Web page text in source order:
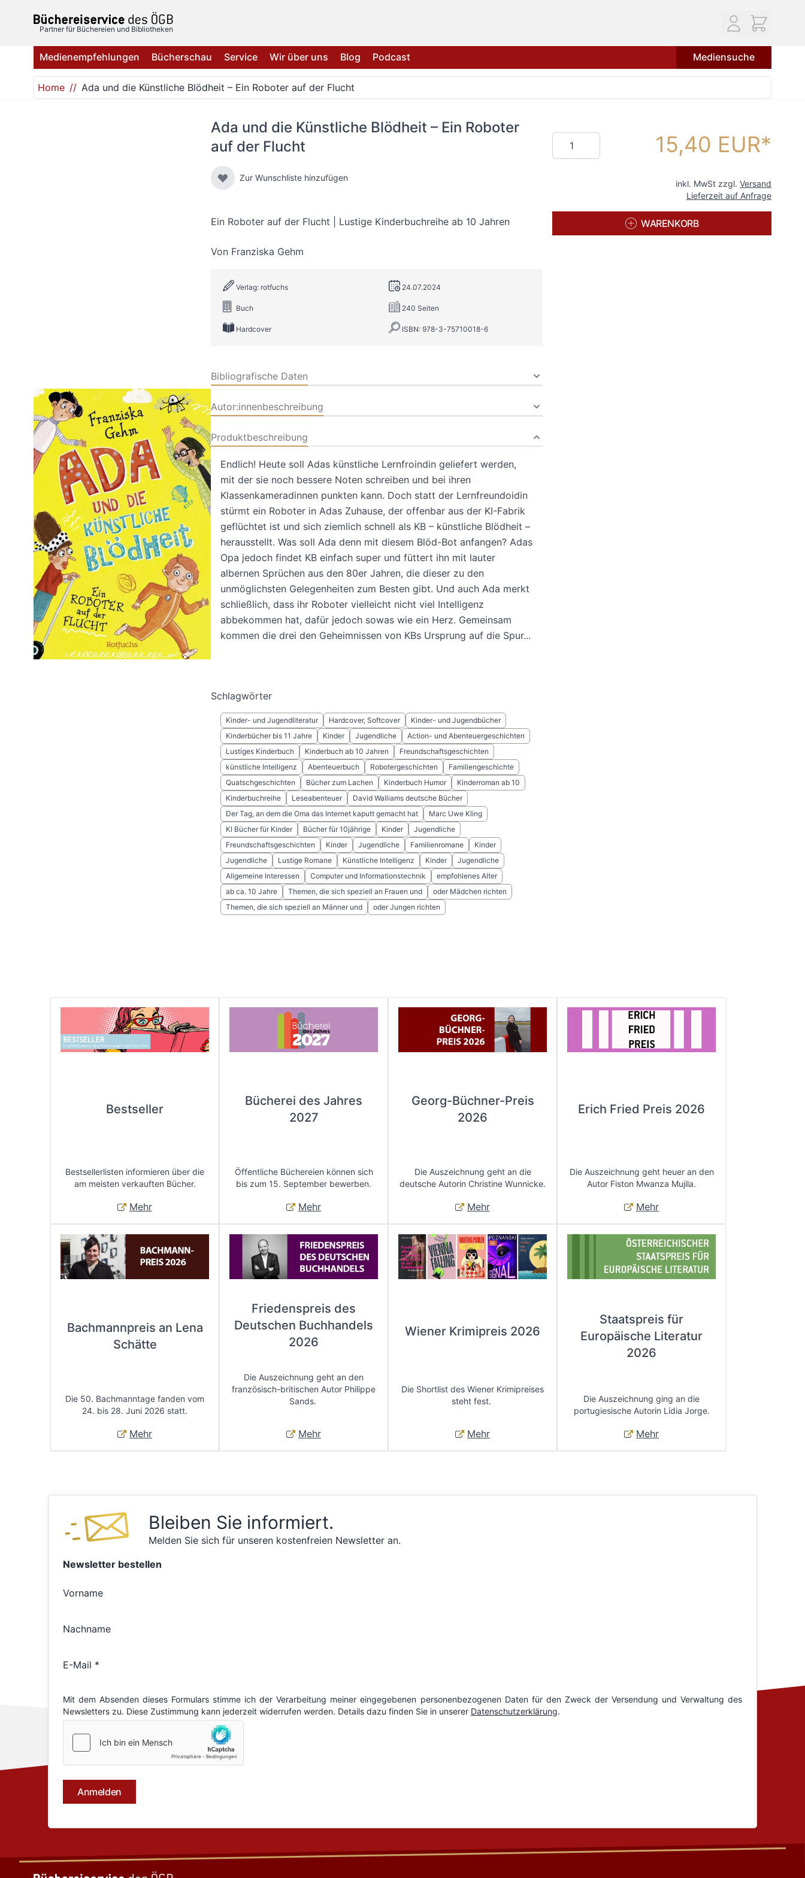
Partner für Büchereien und Bibliotheken
Medienempfehlungen Bücherschau Service Wir über uns Blog Podcast Mediensuche
Home Ada und die Künstliche Blödheit – Ein Roboter auf der Flucht
Ada und die Künstliche Blödheit – Ein Roboter
auf der Flucht
Zur Wunschliste hinzufügen
Ein Roboter auf der Flucht | Lustige Kinderbuchreihe ab 10 Jahren
Von Franziska Gehm
Verlag: rotfuchs 24.07.2024
Buch 240 Seiten
Hardcover ISBN: 978-3-75710018-6
Bibliografische Daten
Autor:innenbeschreibung
Produktbeschreibung
Endlich! Heute soll Adas künstliche Lernfroindin geliefert werden,
mit der sie noch bessere Noten schreiben und bei ihren
Klassenkameradinnen punkten kann. Doch statt der Lernfreundoidin
stürmt ein Roboter in Adas Zuhause, der offenbar aus der KI-Fabrik
geflüchtet ist und sich ziemlich schnell als KB – künstliche Blödheit –
herausstellt. Was soll Ada denn mit diesem Blöd-Bot anfangen? Adas
Opa jedoch findet KB einfach super und füttert ihn mit lauter
albernen Sprüchen aus den 80er Jahren, die dieser zu den
unmöglichsten Gelegenheiten zum Besten gibt. Und auch Ada merkt
schließlich, dass ihr Roboter vielleicht nicht viel Intelligenz
abbekommen hat, dafür jedoch sowas wie ein Herz. Gemeinsam
kommen die drei den Geheimnissen von KBs Ursprung auf die Spur...
Schlagwörter
Kinder- und Jugendliteratur Hardcover, Softcover
Kinder- und Jugendbücher
Kinderbücher bis 11 Jahre
Kinder Jugendliche
Action- und Abenteuergeschichten
Lustiges Kinderbuch
Kinderbuch ab 10 Jahren
Freundschaftsgeschichten
künstliche Intelligenz
Abenteuerbuch Robotergeschichten
Familiengeschichte
Quatschgeschichten
Bücher zum Lachen Kinderbuch Humor
Kinderroman ab 10
Kinderbuchreihe
Leseabenteuer
David Walliams deutsche Bücher
Der Tag, an dem die Oma das Internet kaputt gemacht hat
Marc Uwe Kling
KI Bücher für Kinder
Bücher für 10jährige Kinder
Jugendliche
Freundschaftsgeschichten
Kinder Jugendliche Familienromane
Kinder
Jugendliche
Lustige Romane Künstliche Intelligenz Kinder
Jugendliche
Allgemeine Interessen
Computer und Informationstechnik
empfohlenes Alter
ab ca. 10 Jahre
Themen, die sich speziell an Frauen und
oder Mädchen richten
Themen, die sich speziell an Männer und
oder Jungen richten
Menge 15,40 EUR
inkl. MwSt zzgl. Versand
Lieferzeit auf Anfrage
WARENKORB
Bestseller
Bestsellerlisten informieren über die
am meisten verkauften Bücher.
Mehr
Bücherei des Jahres
2027
Öffentliche Büchereien können sich
bis zum 15. September bewerben.
Mehr
Georg-Büchner-Preis
2026
Die Auszeichnung geht an die
deutsche Autorin Christine Wunnicke.
Mehr
Erich Fried Preis 2026
Die Auszeichnung geht heuer an den
Autor Fiston Mwanza Mujila.
Mehr
Bachmannpreis an Lena
Schätte
Die 50. Bachmanntage fanden vom
24. bis 28. Juni 2026 statt.
Mehr
Friedenspreis des
Deutschen Buchhandels
2026
Die Auszeichnung geht an den
französisch-britischen Autor Philippe
Sands.
Mehr
Wiener Krimipreis 2026
Die Shortlist des Wiener Krimipreises
steht fest.
Mehr
Staatspreis für
Europäische Literatur
2026
Die Auszeichnung ging an die
portugiesische Autorin Lídia Jorge.
Mehr
Bleiben Sie informiert.
Melden Sie sich für unseren kostenfreien Newsletter an.